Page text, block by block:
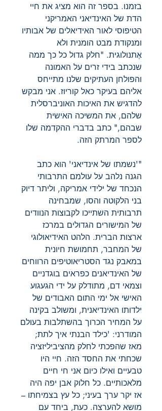
בזמנו. בספר זה הוא מציג את חיי
הדת של האינדיאני האמריקני
הטיפוסי לאור האידיאלים של אבותיו
ומנקודת מבט הומנית ולא
אֶתנולוגית. "חלק גדול כל כך ממה
שנכתב בידי זרים על האמונה
והפולחן העתיקים שלנו מתייחס
אליהם בעיקר כאל קוריוז. אני מבקש
להדגיש את האיכות האוניברסלית
שלהם, את המשיכה האישית
שבהם," כתב בדברי ההקדמה שלו
לספר המרתק הזה.
"'נשמתו של אינדיאני' הוא כתב
הגנה נלהב על עולמם התרבותי
הנכחד של ילידי אמריקה, וליתר דיוק
בני הלקוטה והסו, שמבחינה
תרבותית השתייכו לקבוצות הנוודים
של המישורים הגדולים במרכז
ארצות הברית. הלהט האידיאולוגי
של המחבר, תחמושת חיונית
במאבק נגד הסטריאוטיפים הרווחים
של האינדיאנים כפראים בוגדניים
וצמאי דם, מתודלק על ידי הגעגוע
האישי אל ימי התום האבודים של
ילדותו האינדיאנית, ומשולב בקינה
על המחיר הכרוך בהשתלבות בעולם
המודרני: 'כילד הבנתי איך לתת;
מאז שהפכתי לחלק מהציביליזציה
שכחתי את החסד הזה. חיי היו
טבעיים ואילו כיום אני חי חיים
מלאכותיים. כל חלוק אבן יפה היה
אז יקר ערך בעיני; כל עץ בצמיחתו –
מושא להערצה. כעת, ביחד עם